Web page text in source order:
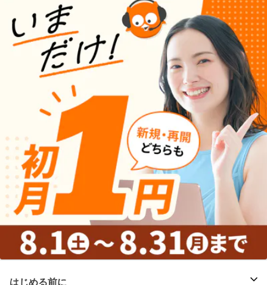
はじめる前に